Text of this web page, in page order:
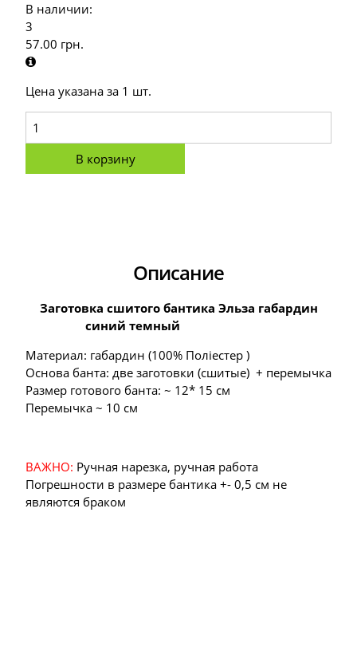
В наличии:
3
57.00 грн.
Цена указана за 1 шт.
В корзину
Описание
Заготовка сшитого бантика Эльза габардин
синий темный
Материал: габардин (100% Поліестер )
Основа банта: две заготовки (сшитые) + перемычка
Размер готового банта: ~ 12* 15 см
Перемычка ~ 10 см
ВАЖНО: Ручная нарезка, ручная работа
Погрешности в размере бантика +- 0,5 см не
являются браком